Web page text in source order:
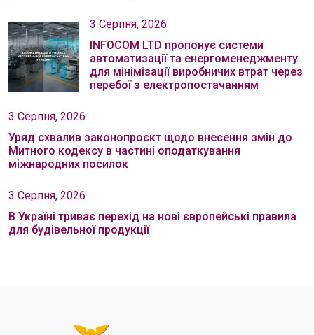
3 Серпня, 2026
INFOCOM LTD пропонує системи
автоматизації та енергоменеджменту
для мінімізації виробничих втрат через
перебої з електропостачанням
3 Серпня, 2026
Уряд схвалив законопроєкт щодо внесення змін до
Митного кодексу в частині оподаткування
міжнародних посилок
3 Серпня, 2026
В Україні триває перехід на нові європейські правила
для будівельної продукції